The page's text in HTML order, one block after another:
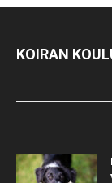
KOIRAN